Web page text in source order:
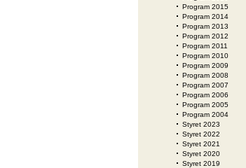
Program 2015
Program 2014
Program 2013
Program 2012
Program 2011
Program 2010
Program 2009
Program 2008
Program 2007
Program 2006
Program 2005
Program 2004
Styret 2023
Styret 2022
Styret 2021
Styret 2020
Styret 2019